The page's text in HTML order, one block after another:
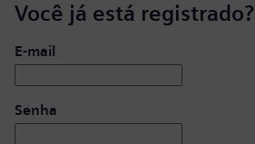
Você já está registrado?
Login: usuário e senha
E-mail
Senha